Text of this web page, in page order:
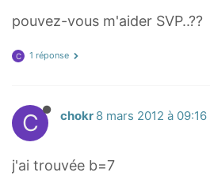
pouvez-vous m'aider SVP..??
C 1 réponse
C chokr 8 mars 2012 à 09:16
j'ai trouvée b=7